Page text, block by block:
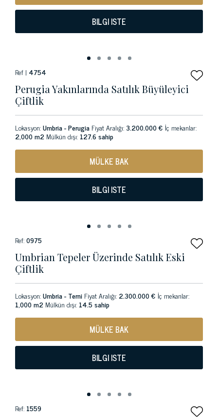
BILGI ISTE
Ref | 4754
Perugia Yakınlarında Satılık Büyüleyici
Çiftlik
Lokasyon:Umbria - Perugia Fiyat Aralığı:3.200.000 € İç mekanlar:
2,000 m2 Mülkün dışı: 127.6 sahip
MÜLKE BAK
BILGI ISTE
Ref:0975
Umbrian Tepeler Üzerinde Satılık Eski
Çiftlik
Lokasyon:Umbria - Terni Fiyat Aralığı: 2.300.000 € İç mekanlar:
1,000 m2 Mülkün dışı: 14.5 sahip
MÜLKE BAK
BILGI ISTE
Ref: 1559